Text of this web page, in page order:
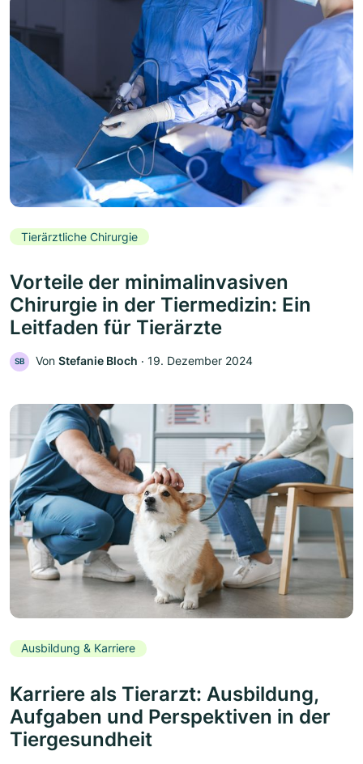
Tierärztliche Chirurgie
Vorteile der minimalinvasiven
Chirurgie in der Tiermedizin: Ein
Leitfaden für Tierärzte
SB Von Stefanie Bloch ‧ 19. Dezember 2024
Ausbildung & Karriere
Karriere als Tierarzt: Ausbildung,
Aufgaben und Perspektiven in der
Tiergesundheit